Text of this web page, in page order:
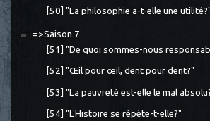
[50] "La philosophie a-t-elle une utilité?"
=>Saison 7
[51] "De quoi sommes-nous
[52] "Œil pour œil, dent pour dent?"
[53] "La pauvreté est-elle le mal
[54] "L'Histoire se répète-t-elle?"